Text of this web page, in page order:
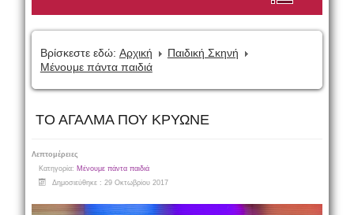
Βρίσκεστε εδώ: Αρχική
Παιδική Σκηνή
Μένουμε πάντα παιδιά
ΤΟ ΑΓΑΛΜΑ ΠΟΥ ΚΡΥΩΝΕ
Λεπτομέρειες
Κατηγορία: Μένουμε πάντα παιδιά
Δημοσιεύθηκε : 29 Οκτωβρίου 2017